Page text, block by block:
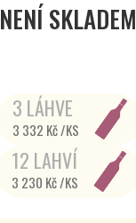
NENÍ SKLADEM
3 LÁHVE
3 332 Kč /KS
12 LAHVÍ
3 230 Kč /KS